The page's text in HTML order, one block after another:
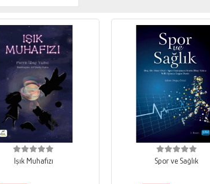
Işık Muhafızı Spor ve Sağlık